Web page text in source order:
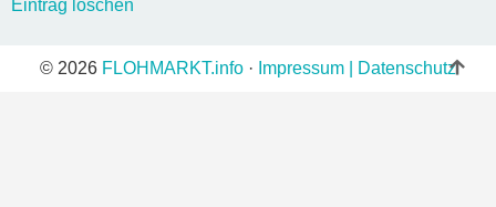
Eintrag löschen
© 2026 FLOHMARKT.info · Impressum | Datenschutz